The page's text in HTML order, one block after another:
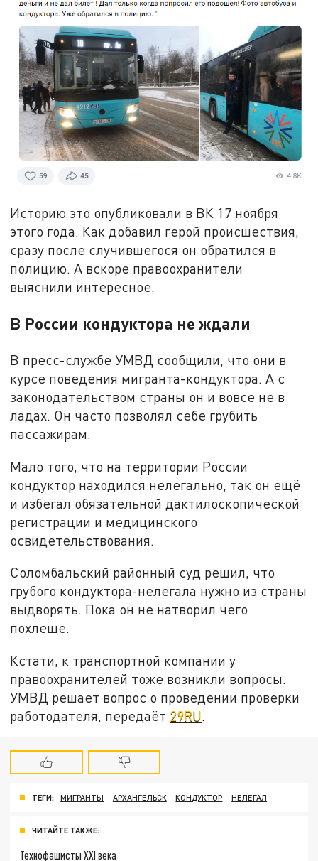
Историю это опубликовали в ВК 17 ноября
этого года. Как добавил герой происшествия,
сразу после случившегося он обратился в
полицию. А вскоре правоохранители
выяснили интересное.
В России кондуктора не ждали
В пресс-службе УМВД сообщили, что они в
курсе поведения мигранта-кондуктора. А с
законодательством страны он и вовсе не в
ладах. Он часто позволял себе грубить
пассажирам.
Мало того, что на территории России
кондуктор находился нелегально, так он ещё
и избегал обязательной дактилоскопической
регистрации и медицинского
освидетельствования.
Соломбальский районный суд решил, что
грубого кондуктора-нелегала нужно из страны
выдворять. Пока он не натворил чего
похлеще.
Кстати, к транспортной компании у
правоохранителей тоже возникли вопросы.
УМВД решает вопрос о проведении проверки
работодателя, передаёт 29RU.
ТЕГИ: МИГРАНТЫ АРХАНГЕЛЬСК КОНДУКТОР НЕЛЕГАЛ
ЧИТАЙТЕ ТАКЖЕ:
Технофашисты XXI века